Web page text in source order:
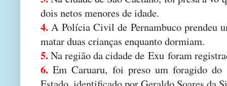
dois netos menores de idade.
4.A Polícia Civil de Pernambuco prendeu
matar duas crianças enquanto dormiam.
5.Na região da cidade de Exu foram
6. Em Caruaru, foi preso um foragido do